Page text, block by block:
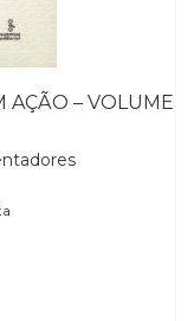
AÇÃO – VOLUME